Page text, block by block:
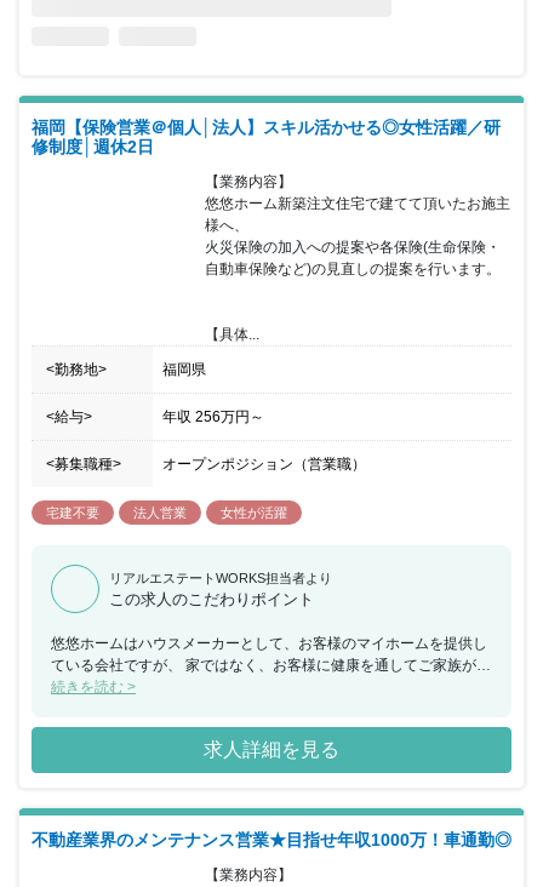
福岡【保険営業＠個人│法人】スキル活かせる◎女性活躍／研
修制度│週休2日
【業務内容】
悠悠ホーム新築注文住宅で建てて頂いたお施主
様へ、
火災保険の加入への提案や各保険(生命保険・
自動車保険など)の見直しの提案を行います。
【具体...
<勤務地> 福岡県
<給与> 年収 256万円 ～
<募集職種> オープンポジション（営業職）
宅建不要 法人営業 女性が活躍
リアルエステートWORKS担当者より
この求人のこだわりポイント
悠悠ホームはハウスメーカーとして、お客様のマイホームを提供し
ている会社ですが、 家ではなく、お客様に健康を通してご家族が一
生笑って暮らせる「健康で豊かな人生」を提供していると考えてい
幅を広げていくために、 法人営業(一般企業)への保険提案営業まで
続きを読む >
求人詳細を見る
不動産業界のメンテナンス営業★目指せ年収1000万！車通勤◎
【業務内容】